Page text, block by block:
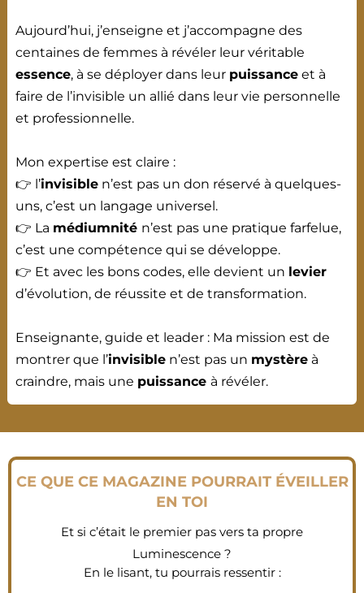
Aujourd’hui, j’enseigne et j’accompagne des
centaines de femmes à révéler leur véritable
essence, à se déployer dans leur puissance et à
faire de l’invisible un allié dans leur vie personnelle
et professionnelle.
Mon expertise est claire :
👉 l’invisible n’est pas un don réservé à quelques-
uns, c’est un langage universel.
👉 La médiumnité n’est pas une pratique farfelue,
c’est une compétence qui se développe.
👉 Et avec les bons codes, elle devient un levier
d’évolution, de réussite et de transformation.
Enseignante, guide et leader : Ma mission est de
montrer que l’invisible n’est pas un mystère à
craindre, mais une puissance à révéler.
CE QUE CE MAGAZINE POURRAIT ÉVEILLER
EN TOI
Et si c’était le premier pas vers ta propre
Luminescence ?
En le lisant, tu pourrais ressentir :